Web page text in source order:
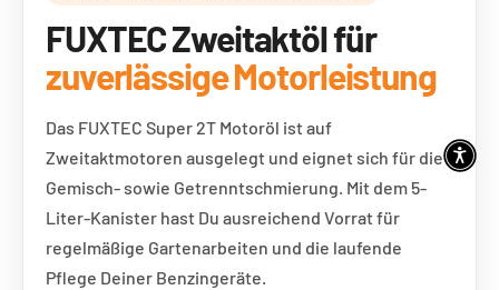
FUXTEC Zweitaktöl für
zuverlässige Motorleistung
Das FUXTEC Super 2T Motoröl ist auf
Zweitaktmotoren ausgelegt und eignet sich für die
Gemisch- sowie Getrenntschmierung. Mit dem 5-
Liter-Kanister hast Du ausreichend Vorrat für
regelmäßige Gartenarbeiten und die laufende
Pflege Deiner Benzingeräte.